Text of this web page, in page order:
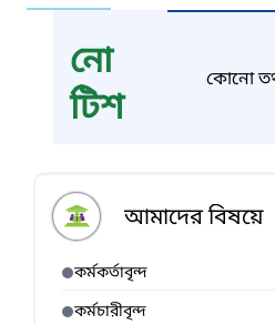
নো
টিশ
কোনো
আমাদের বিষয়ে
কর্মকর্তাবৃন্দ
কর্মচারীবৃন্দ